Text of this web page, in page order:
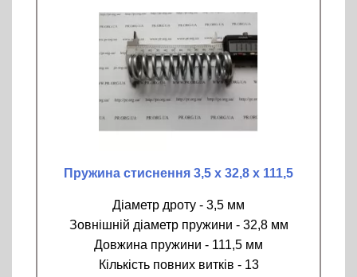
Пружина стиснення 3,5 х 32,8 х 111,5
Діаметр дроту - 3,5 мм
Зовнішній діаметр пружини - 32,8 мм
Довжина пружини - 111,5 мм
Кількість повних витків - 13